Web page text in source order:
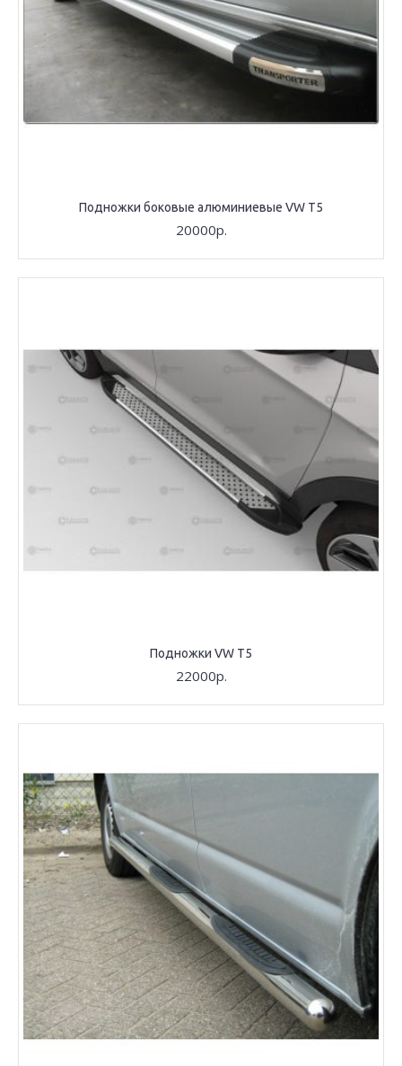
Подножки боковые алюминиевые VW T5
20000р.
Подножки VW T5
22000р.